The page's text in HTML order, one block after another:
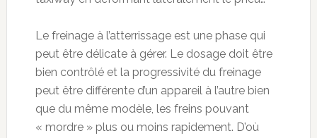
Le freinage à l’atterrissage est une phase qui
peut être délicate à gérer. Le dosage doit être
bien contrôlé et la progressivité du freinage
peut être différente d’un appareil à l’autre bien
que du même modèle, les freins pouvant
« mordre » plus ou moins rapidement. D’où